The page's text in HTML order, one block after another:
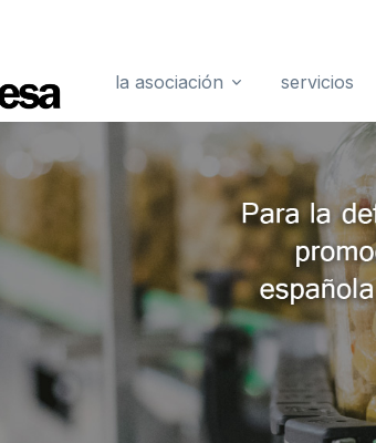
la asociación servicios